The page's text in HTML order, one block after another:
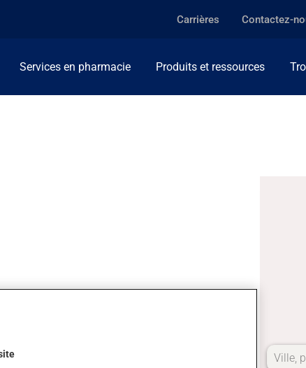
Carrières Contactez-
Services en pharmacie Produits et ressources